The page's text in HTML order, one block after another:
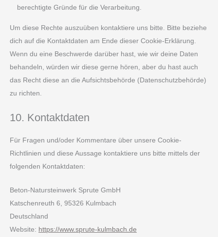
berechtigte Gründe für die Verarbeitung.
Um diese Rechte auszuüben kontaktiere uns bitte. Bitte beziehe
dich auf die Kontaktdaten am Ende dieser Cookie-Erklärung.
Wenn du eine Beschwerde darüber hast, wie wir deine Daten
behandeln, würden wir diese gerne hören, aber du hast auch
das Recht diese an die Aufsichtsbehörde (Datenschutzbehörde)
zu richten.
10. Kontaktdaten
Für Fragen und/oder Kommentare über unsere Cookie-
Richtlinien und diese Aussage kontaktiere uns bitte mittels der
folgenden Kontaktdaten:
Beton-Natursteinwerk Sprute GmbH
Katschenreuth 6, 95326 Kulmbach
Deutschland
Website: https://www.sprute-kulmbach.de